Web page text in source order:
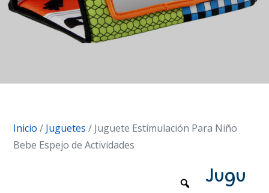
Inicio / Juguetes / Juguete Estimulación Para Niño
Bebe Espejo de Actividades
Jugu